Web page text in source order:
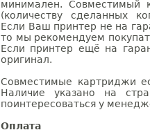
минимален. Совместимый
(количеству сделанных
Если Ваш принтер не на
то мы рекомендуем
Если принтер ещё на
оригинал.
Совместимые картриджи
Наличие указано на
поинтересоваться у
Оплата